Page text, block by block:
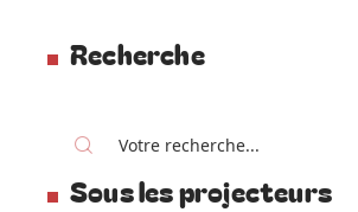
Recherche
Sous les projecteurs